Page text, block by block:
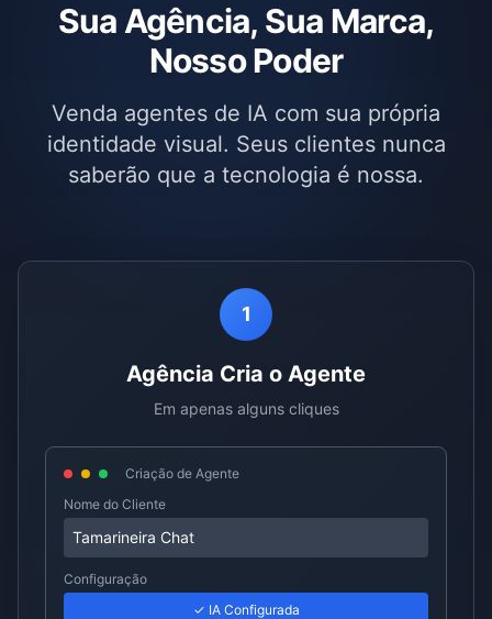
Sua Agência, Sua Marca,
Nosso Poder
Venda agentes de IA com sua própria
identidade visual. Seus clientes nunca
saberão que a tecnologia é nossa.
1
Agência Cria o Agente
Em apenas alguns cliques
Criação de Agente
Nome do Cliente
Tamarineira Chat
Configuração
✓ IA Configurada